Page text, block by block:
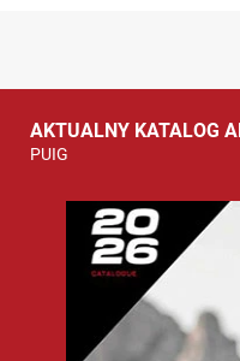
AKTUALNY KATALOG
PUIG